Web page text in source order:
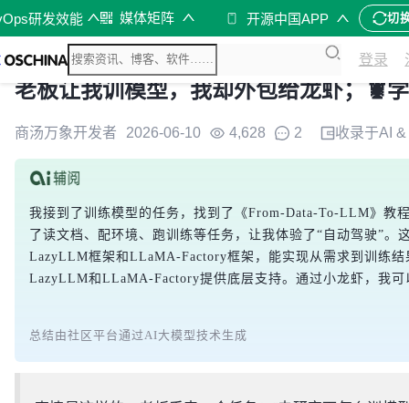
研发效能 媒体矩阵 开源中国APP 切
登录
老板让我训模型，我却外包给龙虾；🦞
商汤万象开发者 2026-06-10 4,628 2 收录于AI
我接到了训练模型的任务，找到了《From-Data-To-LLM》教
了读文档、配环境、跑训练等任务，让我体验了“自动驾驶”
LazyLLM框架和LLaMA-Factory框架，能实现从需求到训练
LazyLLM和LLaMA-Factory提供底层支持。通过小龙虾，我
总结由社区平台通过AI大模型技术生成